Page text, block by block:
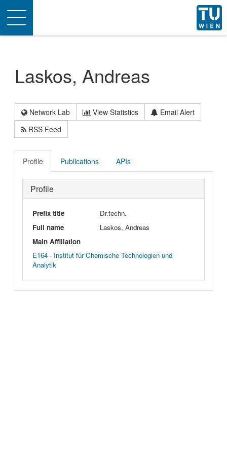
Toggle
navigation
Laskos, Andreas
Network Lab View Statistics
Email Alert
RSS Feed
Profile Publications APIs
Profile
Prefix title
Dr.techn.
Full name
Laskos, Andreas
Main Affiliation
E164 - Institut für Chemische Technologien und
Analytik